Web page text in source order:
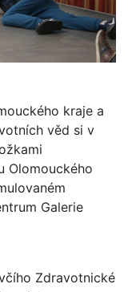
kraje a
věd si v
Olomouckého
Galerie
Zdravotnické